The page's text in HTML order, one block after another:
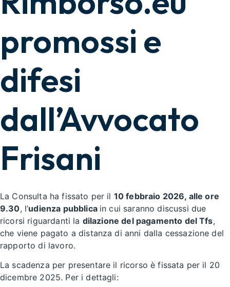
promossi e
difesi
dall’Avvocato
Frisani
La Consulta ha fissato per il 10 febbraio 2026, alle ore
9.30, l’udienza pubblica in cui saranno discussi due
ricorsi riguardanti la dilazione del pagamento del Tfs,
che viene pagato a distanza di anni dalla cessazione del
rapporto di lavoro.
La scadenza per presentare il ricorso è fissata per il 20
dicembre 2025. Per i dettagli: